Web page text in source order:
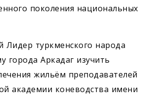
поколения национальных
Лидер туркменского народа
города Аркадаг изучить
жильём преподавателей
академии коневодства имени